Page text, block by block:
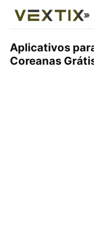
Aplicativos
Coreanas